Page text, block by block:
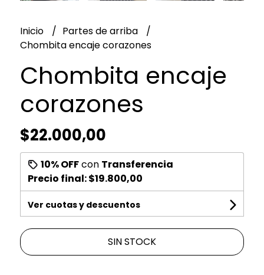
Inicio
Partes de arriba
Chombita encaje corazones
Chombita encaje
corazones
$22.000,00
10% OFFcon Transferencia
Precio final:$19.800,00
Ver cuotas y descuentos
SIN STOCK